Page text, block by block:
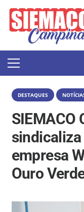
DESTAQUES
SIEMACO
empresa
Ouro